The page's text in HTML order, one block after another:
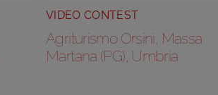
VIDEO CONTEST
Agriturismo Orsini, Massa
Martana (PG), Umbria